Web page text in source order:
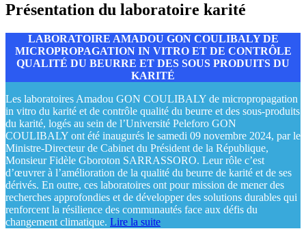
Présentation du laboratoire karité
LABORATOIRE AMADOU GON COULIBALY DE
MICROPROPAGATION IN VITRO ET DE CONTRÔLE
QUALITÉ DU BEURRE ET DES SOUS PRODUITS DU
KARITÉ
Les laboratoires Amadou GON COULIBALY de micropropagation
in vitro du karité et de contrôle qualité du beurre et des sous-produits
du karité, logés au sein de l’Université Peleforo GON
COULIBALY ont été inaugurés le samedi 09 novembre 2024, par le
Ministre-Directeur de Cabinet du Président de la République,
Monsieur Fidèle Gboroton SARRASSORO. Leur rôle c’est
d’œuvrer à l’amélioration de la qualité du beurre de karité et de ses
dérivés. En outre, ces laboratoires ont pour mission de mener des
recherches approfondies et de développer des solutions durables qui
renforcent la résilience des communautés face aux défis du
changement climatique. Lire la suite